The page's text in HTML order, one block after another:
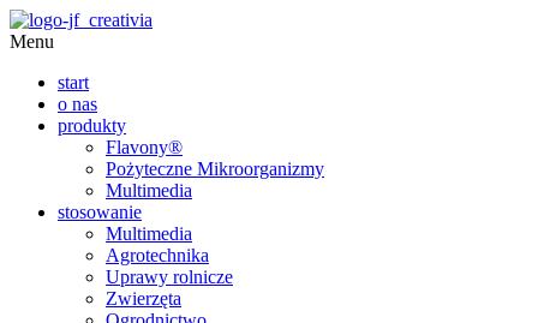
Menu
start
o nas
produkty
Flavony®
Pożyteczne Mikroorganizmy
Multimedia
stosowanie
Multimedia
Agrotechnika
Uprawy rolnicze
Zwierzęta